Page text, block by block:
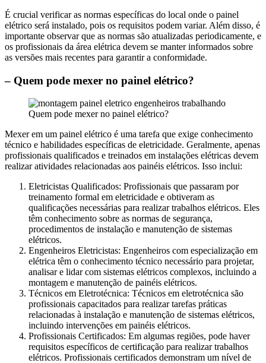
É crucial verificar as normas específicas do local onde o painel
elétrico será instalado, pois os requisitos podem variar. Além disso, é
importante observar que as normas são atualizadas periodicamente, e
os profissionais da área elétrica devem se manter informados sobre
as versões mais recentes para garantir a conformidade.
– Quem pode mexer no painel elétrico?
Quem pode mexer no painel elétrico?
Mexer em um painel elétrico é uma tarefa que exige conhecimento
técnico e habilidades específicas de eletricidade. Geralmente, apenas
profissionais qualificados e treinados em instalações elétricas devem
realizar atividades relacionadas aos painéis elétricos. Isso inclui:
Eletricistas Qualificados: Profissionais que passaram por
treinamento formal em eletricidade e obtiveram as
qualificações necessárias para realizar trabalhos elétricos. Eles
têm conhecimento sobre as normas de segurança,
procedimentos de instalação e manutenção de sistemas
elétricos.
Engenheiros Eletricistas: Engenheiros com especialização em
elétrica têm o conhecimento técnico necessário para projetar,
analisar e lidar com sistemas elétricos complexos, incluindo a
montagem e manutenção de painéis elétricos.
Técnicos em Eletrotécnica: Técnicos em eletrotécnica são
profissionais capacitados para realizar tarefas práticas
relacionadas à instalação e manutenção de sistemas elétricos,
incluindo intervenções em painéis elétricos.
Profissionais Certificados: Em algumas regiões, pode haver
requisitos específicos de certificação para realizar trabalhos
elétricos. Profissionais certificados demonstram um nível de